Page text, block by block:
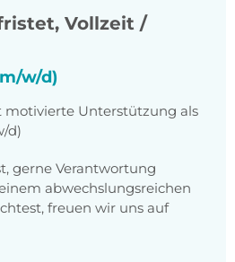
Vollzeit /
w/d)
motivierte Unterstützung als
d)
gerne Verantwortung
abwechslungsreichen
freuen wir uns auf